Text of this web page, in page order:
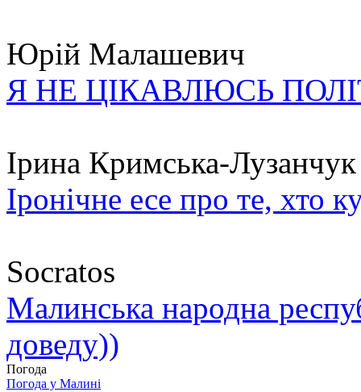
Юрій Малашевич
Я НЕ ЦІКАВЛЮСЬ
Ірина Кримська-Лузанчук
Іронічне есе про те, хто
Socratos
Малинська народна
доведу))
Погода
Погода у Малині